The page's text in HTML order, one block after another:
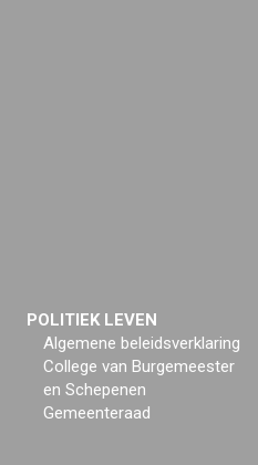
POLITIEK LEVEN
Algemene beleidsverklaring
College van Burgemeester
en Schepenen
Gemeenteraad